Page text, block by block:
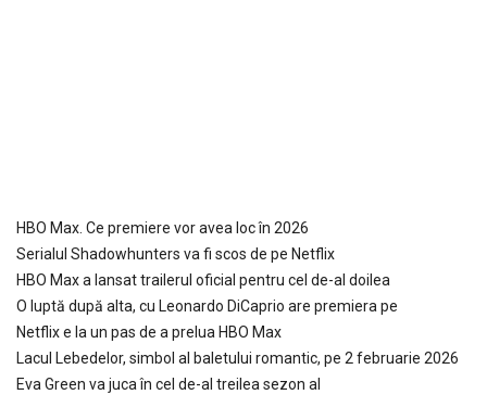
HBO Max. Ce premiere vor avea loc în 2026
Serialul Shadowhunters va fi scos de pe Netflix
HBO Max a lansat trailerul oficial pentru cel de-al doilea
O luptă după alta, cu Leonardo DiCaprio are premiera pe
Netflix e la un pas de a prelua HBO Max
Lacul Lebedelor, simbol al baletului romantic, pe 2 februarie 2026
Eva Green va juca în cel de-al treilea sezon al